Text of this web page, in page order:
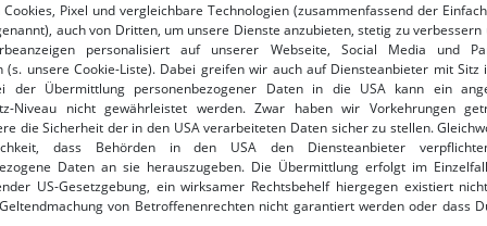
IMAC Shoes steht für
elegante Schuhdesigns.
Die Marke richtet sich an
bequeme und langlebige
Traditionelle italienische
sowohl elegant als auch
Pixel und vergleichbare Technologien (zusammenfassend der
auch von Dritten, um unsere Dienste anzubieten, stetig zu verbessern
personalisiert auf unserer Webseite, Social Media und
(s. unsere Cookie-Liste). Dabei greifen wir auch auf Diensteanbieter mit Sitz
der Übermittlung personenbezogener Daten in die USA kann ein
Niveau nicht gewährleistet werden. Zwar haben wir Vorkehrungen
die Sicherheit der in den USA verarbeiteten Daten sicher zu stellen.
dass Behörden in den USA den Diensteanbieter
Daten an sie herauszugeben. Die Übermittlung erfolgt im
US-Gesetzgebung, ein wirksamer Rechtsbehelf hiergegen existiert
von Betroffenenrechten nicht garantiert werden oder dass